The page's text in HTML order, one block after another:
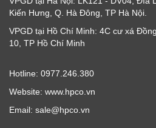
Kiến Hưng, Q. Hà Đông, TP Hà Nội.
VPGD tại Hồ Chí Minh: 4C cư xá
10, TP Hồ Chí Minh
Hotline: 0977.246.380
Website: www.hpco.vn
Email: sale@hpco.vn